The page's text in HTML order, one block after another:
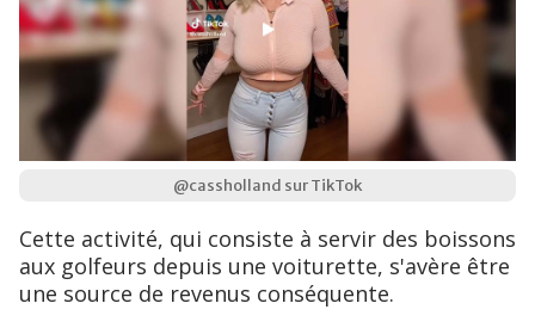
@cassholland sur TikTok
Cette activité, qui consiste à servir des boissons
aux golfeurs depuis une voiturette, s'avère être
une source de revenus conséquente.